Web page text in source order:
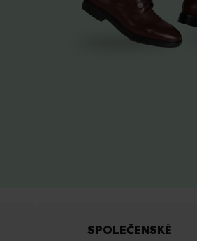
SPOLEČENSKÉ